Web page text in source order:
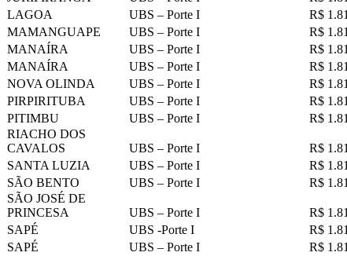
LAGOA
UBS – Porte I
R$
MAMANGUAPE
UBS – Porte I
R$
MANAÍRA
UBS – Porte I
R$
MANAÍRA
UBS – Porte I
R$
NOVA OLINDA
UBS – Porte I
R$
PIRPIRITUBA
UBS – Porte I
R$
PITIMBU
UBS – Porte I
R$
RIACHO DOS
CAVALOS
UBS – Porte I
R$
SANTA LUZIA
UBS – Porte I
R$
SÃO BENTO
UBS – Porte I
R$
SÃO JOSÉ DE
PRINCESA
UBS – Porte I
R$
SAPÉ
UBS -Porte I
R$
SAPÉ
UBS – Porte I
R$